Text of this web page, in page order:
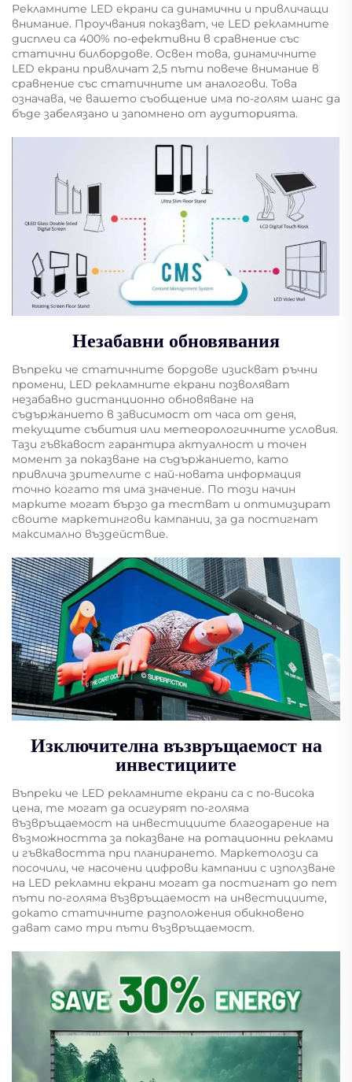
Рекламните LED екрани са динамични и привличащи
внимание. Проучвания показват, че LED рекламните
дисплеи са 400% по-ефективни в сравнение със
статични билбордове. Освен това, динамичните
LED екрани привличат 2,5 пъти повече внимание в
сравнение със статичните им аналогови. Това
означава, че вашето съобщение има по-голям шанс да
бъде забелязано и запомнено от аудиторията.
Незабавни обновявания
Въпреки че статичните бордове изискват ръчни
промени, LED рекламните екрани позволяват
незабавно дистанционно обновяване на
съдържанието в зависимост от часа от деня,
текущите събития или метеорологичните условия.
Тази гъвкавост гарантира актуалност и точен
момент за показване на съдържанието, като
привлича зрителите с най-новата информация
точно когато тя има значение. По този начин
марките могат бързо да тестват и оптимизират
своите маркетингови кампании, за да постигнат
максимално въздействие.
Изключителна възвръщаемост на
инвестициите
Въпреки че LED рекламните екрани са с по-висока
цена, те могат да осигурят по-голяма
възвръщаемост на инвестициите благодарение на
възможността за показване на ротационни реклами
и гъвкавостта при планирането. Маркетолози са
посочили, че насочени цифрови кампании с използване
на LED рекламни екрани могат да постигнат до пет
пъти по-голяма възвръщаемост на инвестициите,
докато статичните разположения обикновено
дават само три пъти възвръщаемост.